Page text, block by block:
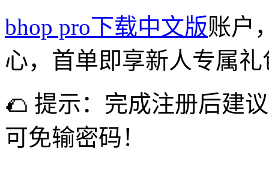
bhop pro下载中文版账户
心，首单即享新人专属礼
🌮 提示：完成注册后建
可免输密码！